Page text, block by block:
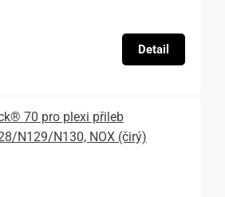
Detail
70 pro plexi přileb
N129/N130, NOX (čirý)